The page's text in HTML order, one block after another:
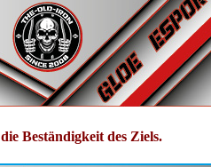
Beständigkeit des Ziels.